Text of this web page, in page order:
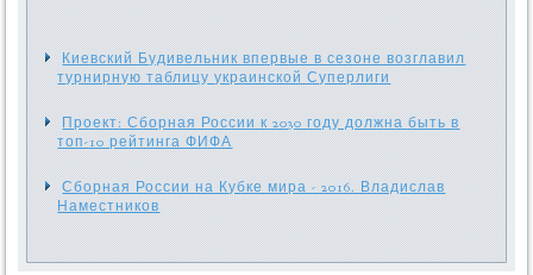
Киевский Будивельник впервые в сезоне возглавил
турнирную таблицу украинской Суперлиги
Проект: Сборная России к 2030 году должна быть в
топ-10 рейтинга ФИФА
Сборная России на Кубке мира - 2016. Владислав
Наместников